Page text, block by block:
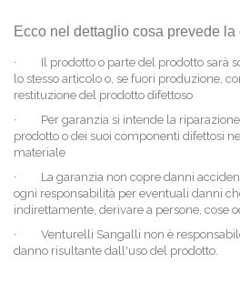
Ecco nel dettaglio cosa prevede la
·
Il prodotto o parte del prodotto sarà
lo stesso articolo o, se fuori produzione,
restituzione del prodotto difettoso
·
Per garanzia si intende la
prodotto o dei suoi componenti difettosi
materiale
·
La garanzia non copre danni
ogni responsabilità per eventuali danni
indirettamente, derivare a persone, cose
·
Venturelli Sangalli non è
danno risultante dall'uso del prodotto.